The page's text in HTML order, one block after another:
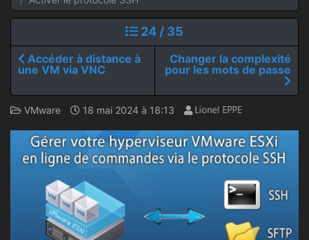
24 / 35
Accéder à distance à
une VM via VNC
Changer la complexité
pour les mots de passe
VMware 18 mai 2024 à 18:13